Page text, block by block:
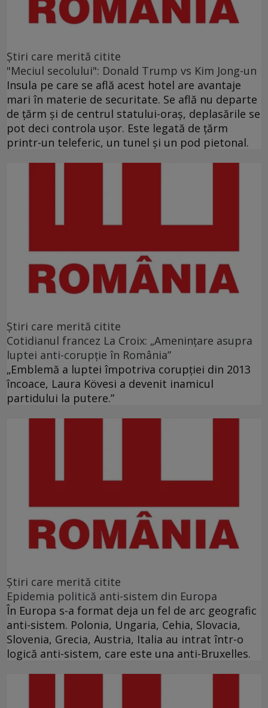
Ştiri care merită citite
"Meciul secolului": Donald Trump vs Kim Jong-un
Insula pe care se află acest hotel are avantaje
mari în materie de securitate. Se află nu departe
de ţărm şi de centrul statului-oraş, deplasările se
pot deci controla uşor. Este legată de ţărm
printr-un teleferic, un tunel şi un pod pietonal.
Ştiri care merită citite
Cotidianul francez La Croix: „Ameninţare asupra
luptei anti-corupţie în România”
„Emblemă a luptei împotriva corupţiei din 2013
încoace, Laura Kövesi a devenit inamicul
partidului la putere.”
Ştiri care merită citite
Epidemia politică anti-sistem din Europa
În Europa s-a format deja un fel de arc geografic
anti-sistem. Polonia, Ungaria, Cehia, Slovacia,
Slovenia, Grecia, Austria, Italia au intrat într-o
logică anti-sistem, care este una anti-Bruxelles.